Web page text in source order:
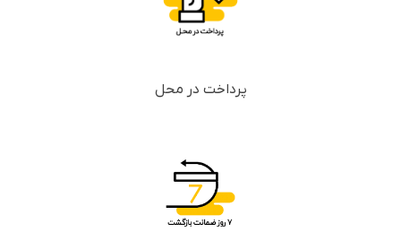
پرداخت در محل